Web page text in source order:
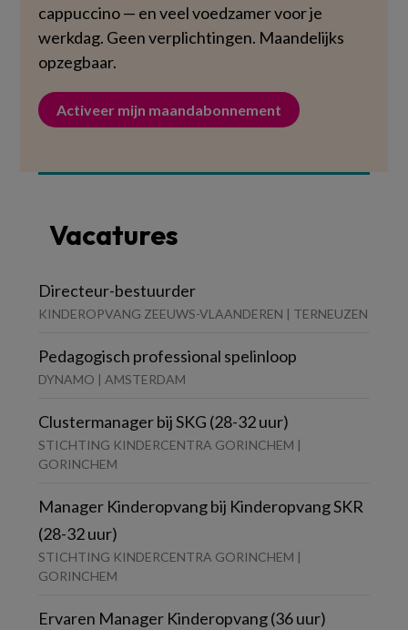
cappuccino — en veel voedzamer voor je
werkdag. Geen verplichtingen. Maandelijks
opzegbaar.
Activeer mijn maandabonnement
Vacatures
Directeur-bestuurder
KINDEROPVANG ZEEUWS-VLAANDEREN | TERNEUZEN
Pedagogisch professional spelinloop
DYNAMO | AMSTERDAM
Clustermanager bij SKG (28-32 uur)
STICHTING KINDERCENTRA GORINCHEM |
GORINCHEM
Manager Kinderopvang bij Kinderopvang SKR
(28-32 uur)
STICHTING KINDERCENTRA GORINCHEM |
GORINCHEM
Ervaren Manager Kinderopvang (36 uur)